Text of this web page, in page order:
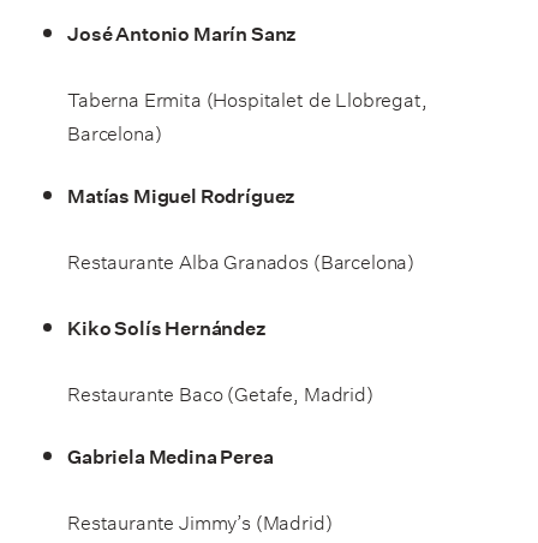
José Antonio Marín Sanz
Taberna Ermita (Hospitalet de Llobregat,
Barcelona)
Matías Miguel Rodríguez
Restaurante Alba Granados (Barcelona)
Kiko Solís Hernández
Restaurante Baco (Getafe, Madrid)
Gabriela Medina Perea
Restaurante Jimmy’s (Madrid)